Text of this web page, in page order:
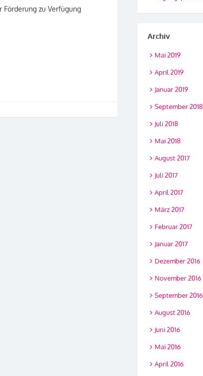
Förderung zu Verfügung
Archiv
Mai 2019
April 2019
Januar 2019
September 2018
Juli 2018
Mai 2018
August 2017
Juli 2017
April 2017
März 2017
Februar 2017
Januar 2017
Dezember 2016
November 2016
September 2016
August 2016
Juni 2016
Mai 2016
April 2016